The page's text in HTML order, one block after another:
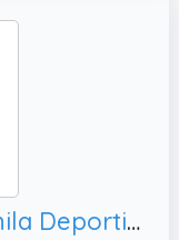
Fjällräven Kajka 35 Mochila Deportiva, 35 Liter (S/M) Mujeres